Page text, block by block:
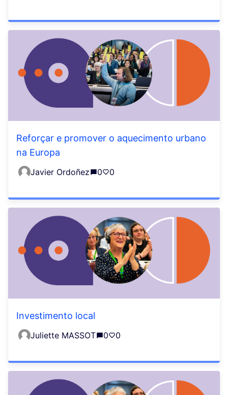
Reforçar e promover o aquecimento urbano
na Europa
Javier Ordoñez 0 0
Investimento local
Juliette MASSOT 0 0